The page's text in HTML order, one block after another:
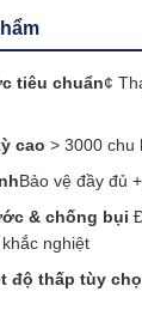
tiêu chuẩn¢
cao > 3000
Bảo vệ đầy đủ
& chống bụi
nghiệt
độ thấp tùy